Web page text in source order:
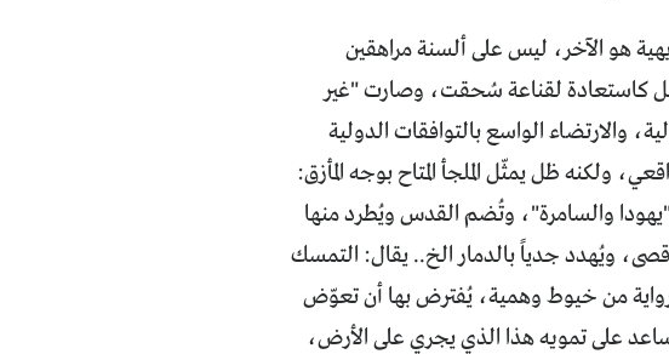
هو الآخر، ليس على ألسنة مراهقين
بل كاستعادة لقناعة سُحقت، وصارت "غير
والارتضاء الواسع بالتوافقات الدولية
ولكنه ظل يمثّل الملجأ المتاح بوجه المأزق:
والسامرة"، وتُضم القدس ويُطرد منها
ويُهدد جدياً بالدمار الخ.. يقال: التمسك
من خيوط وهمية، يُفترض بها أن تعوّض
على تمويه هذا الذي يجري على الأرض،